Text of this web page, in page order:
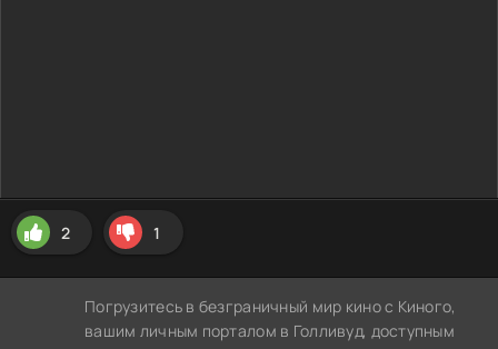
2 1
Погрузитесь в безграничный мир кино с Киного,
вашим личным порталом в Голливуд, доступным